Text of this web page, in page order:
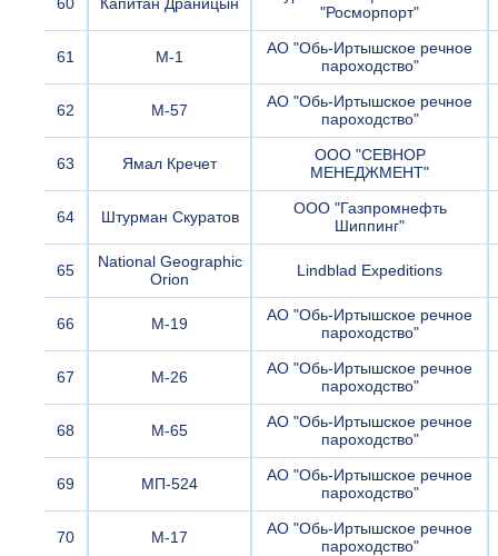
"Росморпорт"
61 М-1
АО "Обь-Иртышское речное
пароходство"
62 М-57
АО "Обь-Иртышское речное
пароходство"
63 Ямал Кречет
ООО "СЕВНОР
МЕНЕДЖМЕНТ"
64 Штурман Скуратов
ООО "Газпромнефть
Шиппинг"
65
National Geographic
Orion
Lindblad Expeditions
66 М-19
АО "Обь-Иртышское речное
пароходство"
67 М-26
АО "Обь-Иртышское речное
пароходство"
68 М-65
АО "Обь-Иртышское речное
пароходство"
69 МП-524
АО "Обь-Иртышское речное
пароходство"
70 М-17
АО "Обь-Иртышское речное
пароходство"